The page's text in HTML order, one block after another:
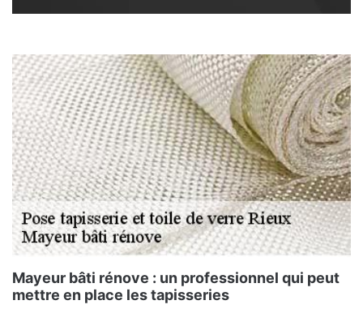
Mayeur bâti rénove : un professionnel qui peut
mettre en place les tapisseries